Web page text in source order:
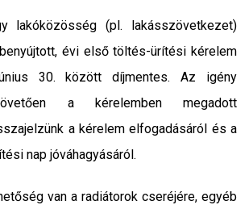
lakóközösség (pl. lakásszövetkezet)
évi első töltés-ürítési kérelem
30. között díjmentes. Az igény
a kérelemben megadott
a kérelem elfogadásáról és a
nap jóváhagyásáról.
van a radiátorok cseréjére, egyéb